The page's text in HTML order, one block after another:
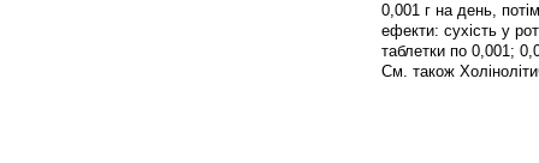
0,001 г на день,
ефекти: сухість у
таблетки по 0,001;
См. також